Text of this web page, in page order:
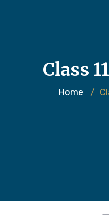
Class
Home /